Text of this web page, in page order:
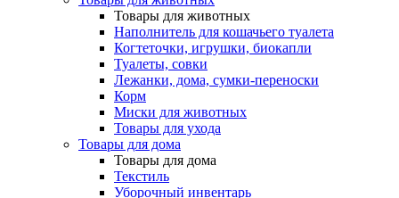
Товары для животных
Наполнитель для кошачьего туалета
Когтеточки, игрушки, биокапли
Туалеты, совки
Лежанки, дома, сумки-переноски
Корм
Миски для животных
Товары для ухода
Товары для дома
Товары для дома
Текстиль
Уборочный инвентарь